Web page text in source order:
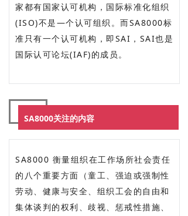
家都有国家认可机构，国际标准化组织
(ISO)不是—个认可组织。而SA8000标
准只有一个认可机构，即SAI，SAI也是
国际认可论坛(IAF)的成员。
SA8000关注的内容
SA8000 衡量组织在工作场所社会责任
的八个重要方面（童工、强迫或强制性
劳动、健康与安全、组织工会的自由和
集体谈判的权利、歧视、惩戒性措施、